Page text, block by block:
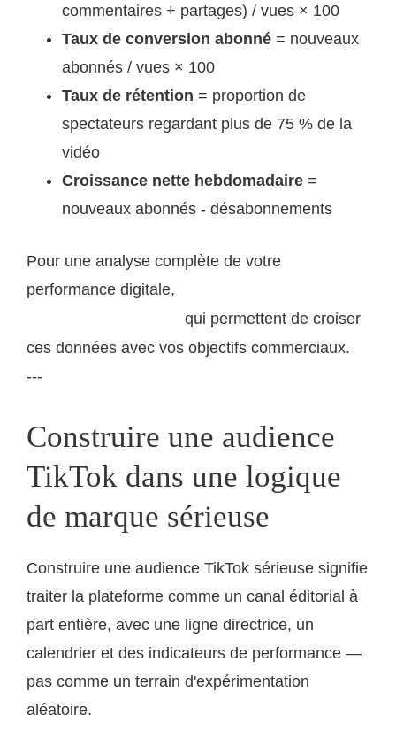
commentaires + partages) / vues × 100
Taux de conversion abonné = nouveaux
abonnés / vues × 100
Taux de rétention = proportion de
spectateurs regardant plus de 75 % de la
vidéo
Croissance nette hebdomadaire =
nouveaux abonnés - désabonnements
Pour une analyse complète de votre
performance digitale,
qui permettent de croiser
ces données avec vos objectifs commerciaux.
---
Construire une audience
TikTok dans une logique
de marque sérieuse
Construire une audience TikTok sérieuse signifie
traiter la plateforme comme un canal éditorial à
part entière, avec une ligne directrice, un
calendrier et des indicateurs de performance —
pas comme un terrain d'expérimentation
aléatoire.